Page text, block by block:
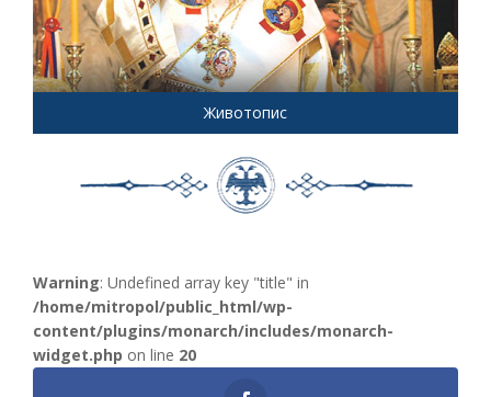
Животопис
Warning: Undefined array key "title" in
/home/mitropol/public_html/wp-
content/plugins/monarch/includes/monarch-
widget.php on line 20